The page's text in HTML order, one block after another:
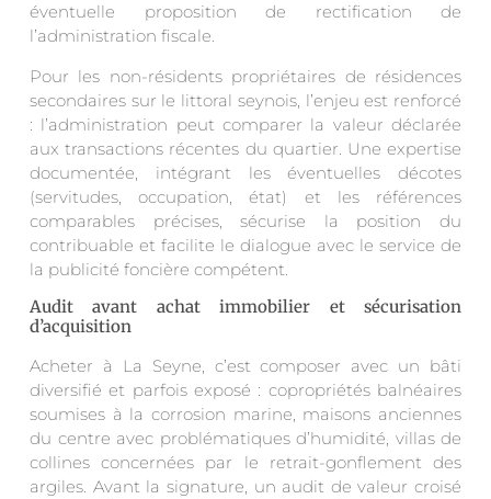
éventuelle proposition de rectification de
l’administration fiscale.
Pour les non-résidents propriétaires de résidences
secondaires sur le littoral seynois, l’enjeu est renforcé
: l’administration peut comparer la valeur déclarée
aux transactions récentes du quartier. Une expertise
documentée, intégrant les éventuelles décotes
(servitudes, occupation, état) et les références
comparables précises, sécurise la position du
contribuable et facilite le dialogue avec le service de
la publicité foncière compétent.
Audit avant achat immobilier et sécurisation
d’acquisition
Acheter à La Seyne, c’est composer avec un bâti
diversifié et parfois exposé : copropriétés balnéaires
soumises à la corrosion marine, maisons anciennes
du centre avec problématiques d’humidité, villas de
collines concernées par le retrait-gonflement des
argiles. Avant la signature, un audit de valeur croisé